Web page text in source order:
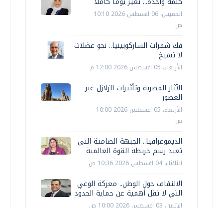
الخميس، 06 اغسطس 2026 10:10
ص
فك شفرات الساركوبينيا.. نحو عضلات
لا تشيخ
الأربعاء، 05 اغسطس 2026 12:00 م
الآثار المصرية وتأثيرات الزلازل عبر
العصور
الأربعاء، 05 اغسطس 2026 10:00
ص
الديموغرافيا.. الجبهة الصامتة التي
تعيد رسم خريطة القوة العالمية
الثلاثاء، 04 اغسطس 2026 10:36 ص
الالتفاف حول الوطن.. معركة الوعي
التي لا تقل أهمية عن حماية الحدود
الإثنين، 03 اغسطس 2026 10:00 ص